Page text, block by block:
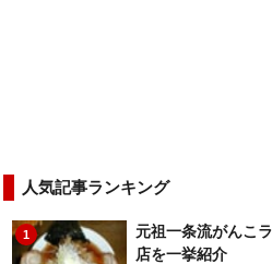
人気記事ランキング
1
元祖一条流がんこ
店を一挙紹介